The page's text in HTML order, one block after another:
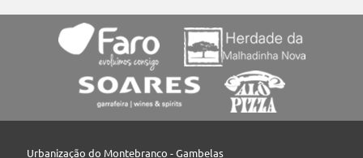
Urbanização do Montebranco - Gambelas